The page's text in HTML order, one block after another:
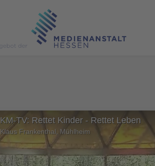
KM-TV: Rettet Kinder - Rettet Leben
Klaus Frankenthal, Mühlheim